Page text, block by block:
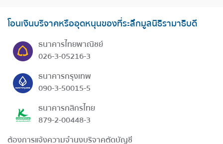
โอนเงินบริจาคหรืออุดหนุนของที่ระลึกมูลนิธิรามาธิบดี
ธนาคารไทยพาณิชย์
026-3-05216-3
ธนาคารกรุงเทพ
090-3-50015-5
ธนาคารกสิกรไทย
879-2-00448-3
ต้องการแจ้งความจำนงบริจาคตัดบัญชี